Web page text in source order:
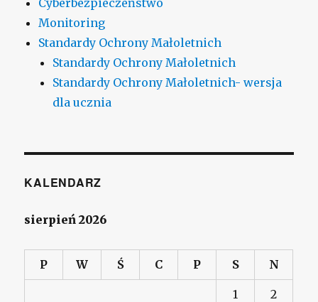
Monitoring
Standardy Ochrony Małoletnich
Standardy Ochrony Małoletnich
Standardy Ochrony Małoletnich- wersja
dla ucznia
KALENDARZ
sierpień 2026
P W Ś C P S N
1 2